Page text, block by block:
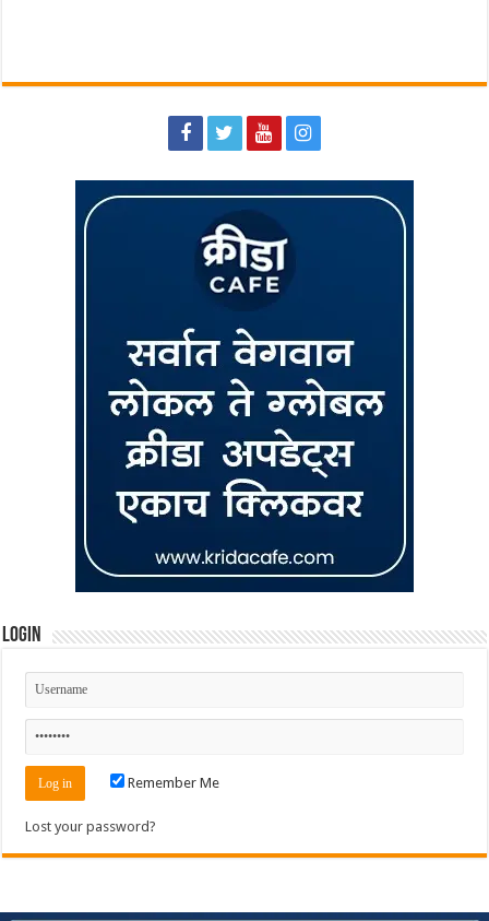
Login
Remember Me
Lost your password?